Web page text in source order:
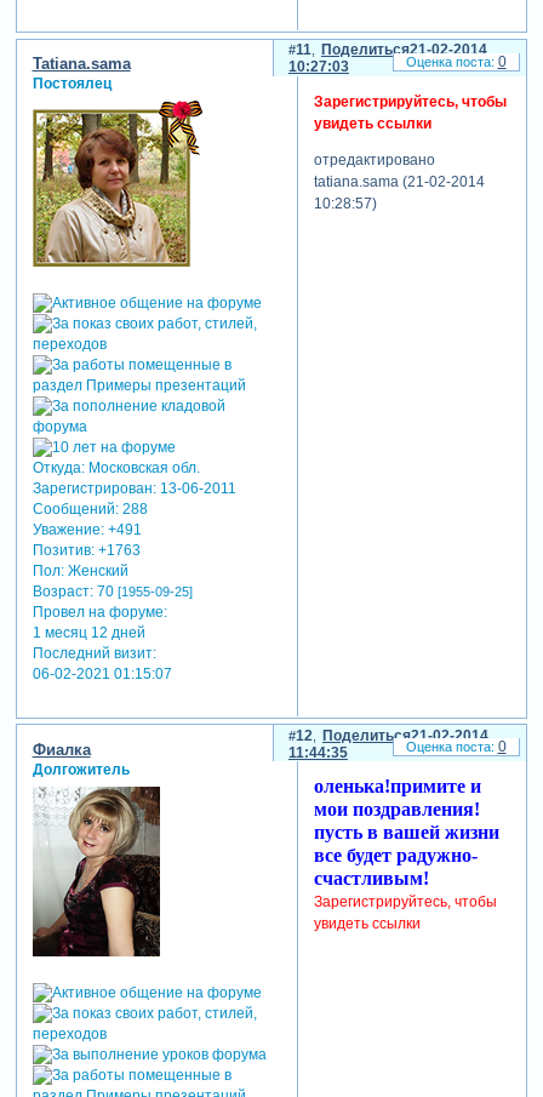
Поделиться
11
21-02-2014
10:27:03
Tatiana.sama
Постоялец
Откуда:Московская обл.
Зарегистрирован: 13-06-2011
Сообщений:288
Уважение: +491
Позитив: +1763
Пол:Женский
Возраст:70 [1955-09-25]
Провел на форуме:
1 месяц 12 дней
Последний визит:
06-02-2021 01:15:07
Зарегистрируйтесь, чтобы
увидеть ссылки
отредактировано
tatiana.sama (21-02-2014
10:28:57)
0
Поделиться
12
21-02-2014
11:44:35
Фиалка
Долгожитель
оленька!примите и
мои поздравления!
пусть в вашей жизни
все будет радужно-
счастливым!
Зарегистрируйтесь, чтобы
увидеть ссылки
0